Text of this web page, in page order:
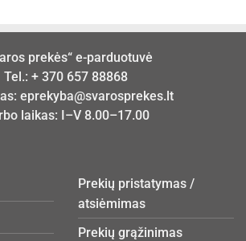
prekės“ e-parduotuvė
Tel.: + 370 657 88868
eprekyba@svarosprekes.lt
laikas: I–V 8.00–17.00
Prekių pristatymas /
atsiėmimas
Prekių grąžinimas